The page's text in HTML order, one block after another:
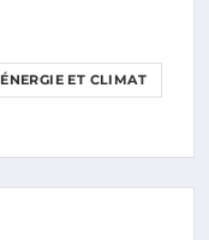
ÉNERGIE ET CLIMAT